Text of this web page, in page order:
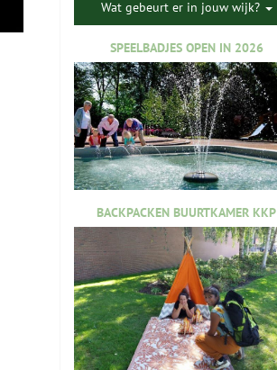
Wat gebeurt er in jouw wijk?
SPEELBADJES OPEN IN 2026
BACKPACKEN BUURTKAMER KKP